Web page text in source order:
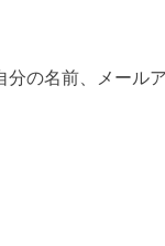
の名前、メール